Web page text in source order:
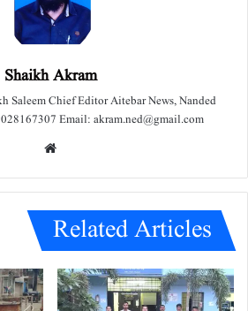
Shaikh Akram
Saleem Chief Editor Aitebar News, Nanded
Email: akram.ned@gmail.com
e
Related Articles